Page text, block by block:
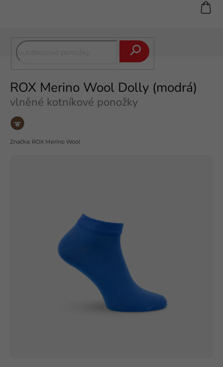
ROX Merino Wool Dolly (modrá)
vlněné kotníkové ponožky
Merino
vlna
Značka: ROX Merino Wool